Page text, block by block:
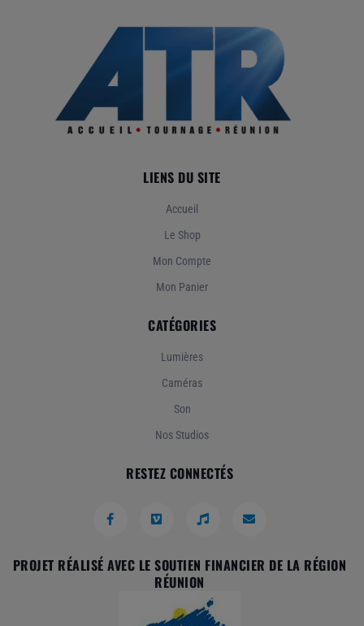
LIENS DU SITE
Accueil
Le Shop
Mon Compte
Mon Panier
CATÉGORIES
Lumières
Caméras
Son
Nos Studios
RESTEZ CONNECTÉS
PROJET RÉALISÉ AVEC LE SOUTIEN FINANCIER DE LA RÉGION
RÉUNION